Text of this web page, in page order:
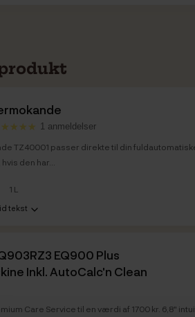
1 anmeldelser
TZ40001 passer direkte til din
den har...
1 L
tekst
EQ900 Plus
Inkl. AutoCalc'n Clean
Care Service til en værdi af 1700 kr. 6,8"